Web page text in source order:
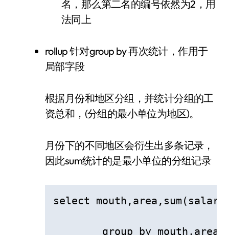
名，那么第二名的编号依然为2，用
法同上
rollup 针对group by 再次统计，作用于
局部字段
根据月份和地区分组，并统计分组的工
资总和，(分组的最小单位为地区)。
月份下的不同地区会衍生出多条记录，
因此sum统计的是最小单位的分组记录
select
  	group by mouth,area;